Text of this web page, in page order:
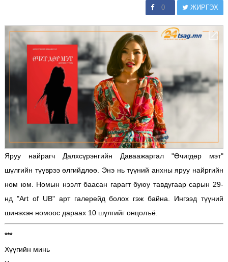
0 ЖИРГЭХ
Яруу найрагч Далхсүрэнгийн Даваажаргал "Өчигдөр мэт"
шүлгийн түүврээ өлгийдлөө. Энэ нь түүний анхны яруу найргийн
ном юм. Номын нээлт баасан гарагт буюу тавдугаар сарын 29-
нд "Art of UB" арт галерейд болох гэж байна. Ингээд түүний
шинэхэн номоос дараах 10 шүлгийг онцолъё.
***
Хүүгийн минь